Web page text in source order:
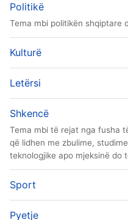
Politikë
Tema mbi politikën shqiptare
Kulturë
Letërsi
Shkencë
Tema mbi të rejat nga fusha
që lidhen me zbulime,
teknologjike apo mjeksinë do
Sport
Pyetje